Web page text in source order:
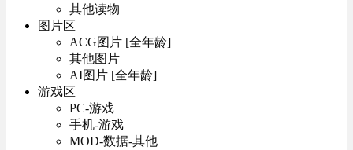
其他读物
图片区
ACG图片 [全年龄]
其他图片
AI图片 [全年龄]
游戏区
PC-游戏
手机-游戏
MOD-数据-其他